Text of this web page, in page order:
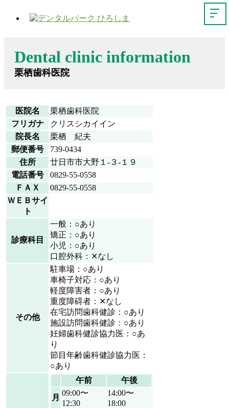
Dental clinic information
栗栖歯科医院
医院名
栗栖歯科医院
フリガナ
クリスシカイイン
院長名
栗栖 紀夫
郵便番号
739-0434
住所
廿日市市大野１-３-１９
電話番号
0829-55-0558
ＦＡＸ
0829-55-0558
ＷＥＢサイ
ト
診療科目
一般：○あり
矯正：○あり
小児：○あり
口腔外科：✕なし
その他
駐車場：○あり
車椅子対応：○あり
軽度障害者：○あり
重度障碍者：✕なし
在宅訪問歯科健診：○あり
施設訪問歯科健診：○あり
妊婦歯科健診協力医：○あ
り
節目年齢歯科健診協力医：
○あり
午前
午後
月
09:00〜
12:30
14:00〜
18:00